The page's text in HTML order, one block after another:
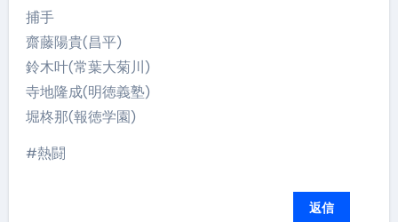
捕手
齋藤陽貴(昌平)
鈴木叶(常葉大菊川)
寺地隆成(明徳義塾)
堀柊那(報徳学園)
#熱闘
返信